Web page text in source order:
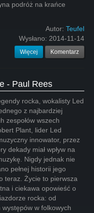
podróż na krańce
Autor: Teufel
Wysłano: 2014-11-14
Więcej Komentarz
- Paul Rees
rocka, wokalisty Led
z najbardziej
zespołów wszech
Plant, lider Led
innowator, przez
dekady miał wpływ na
Nigdy jednak nie
pełnej historii jego
teraz. Życie to pierwsza
i ciekawa opowieść o
rocka: od
występów w folkowych